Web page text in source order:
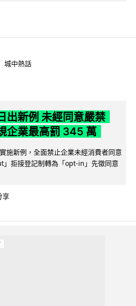
城中熱話
出新例 未經同意嚴禁
企業最高罰 345 萬
施新例，全面禁止企業未經消費者同意
拒接登記制轉為「opt-in」先徵同意
享